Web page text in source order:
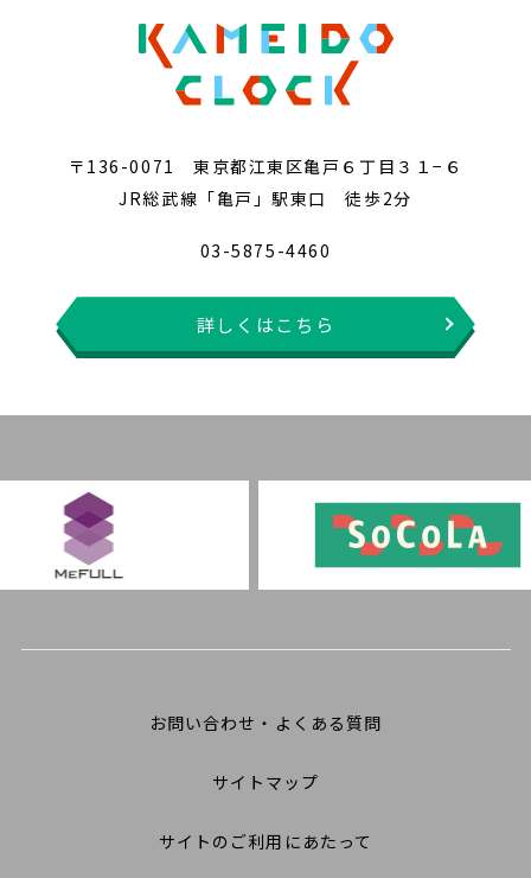
〒136-0071 東京都江東区亀戸６丁目３１−６
JR総武線「亀戸」駅東口 徒歩2分
03-5875-4460
詳しくはこちら
お問い合わせ・よくある質問
サイトマップ
サイトのご利用にあたって